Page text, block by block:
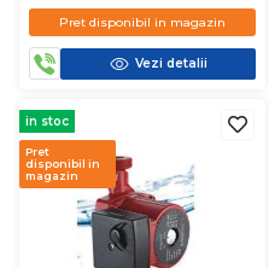
Pret disponibil in magazin
Vezi detalii
in stoc
Pret
disponibil in
magazin